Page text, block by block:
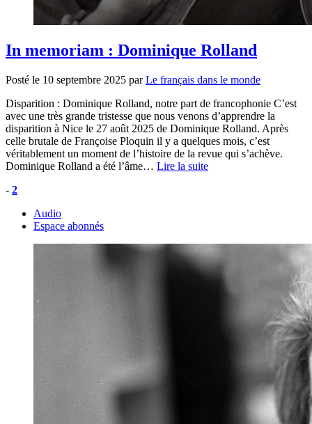
In memoriam : Dominique Rolland
Posté le 10 septembre 2025 par Le français dans le monde
Disparition : Dominique Rolland, notre part de francophonie C’est
avec une très grande tristesse que nous venons d’apprendre la
disparition à Nice le 27 août 2025 de Dominique Rolland. Après
celle brutale de Françoise Ploquin il y a quelques mois, c’est
véritablement un moment de l’histoire de la revue qui s’achève.
Dominique Rolland a été l’âme… Lire la suite
- 2
Audio
Espace abonnés